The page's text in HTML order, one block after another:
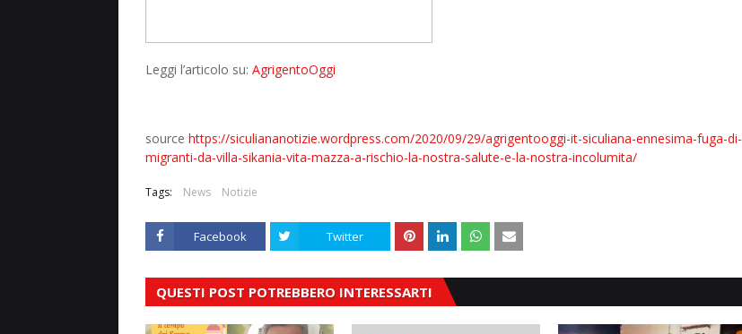
Leggi l’articolo su: AgrigentoOggi
source https://siculiananotizie.wordpress.com/2020/09/29/agrigentooggi-it-siculiana-ennesima-fuga-di-
migranti-da-villa-sikania-vita-mazza-a-rischio-la-nostra-salute-e-la-nostra-incolumita/
Tags: News Notizie
Facebook Twitter
QUESTI POST POTREBBERO INTERESSARTI